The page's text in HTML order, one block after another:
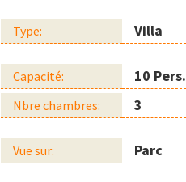
Type: Villa
Capacité: 10 Pers.
Nbre chambres: 3
Vue sur: Parc